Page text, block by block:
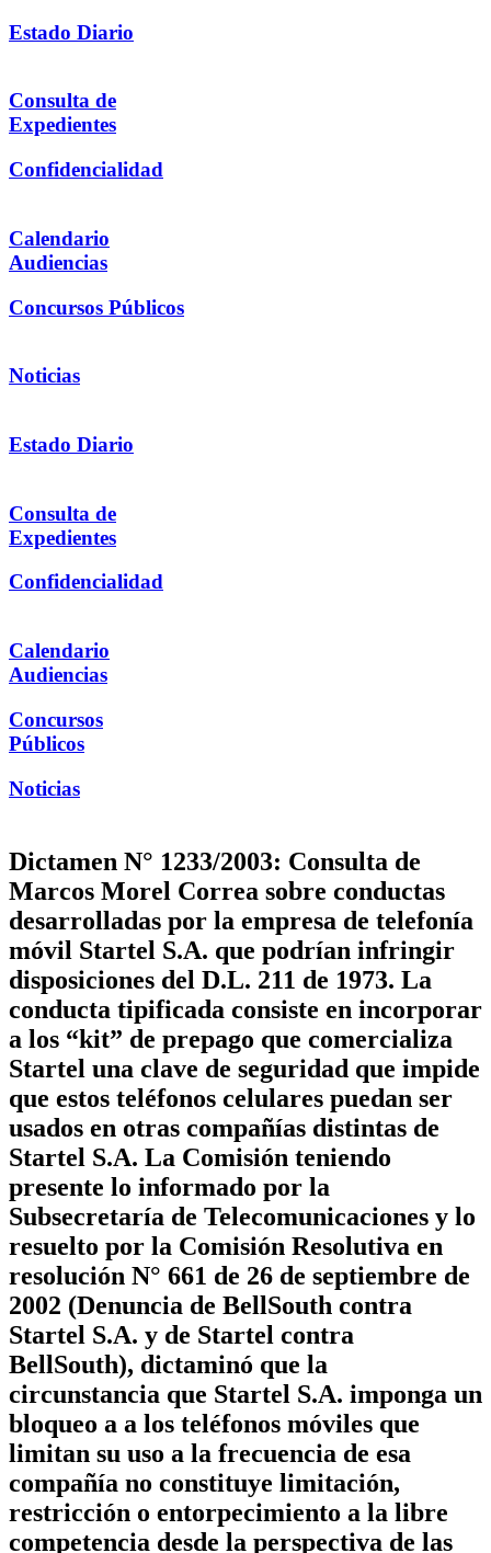
Estado Diario
Consulta de
Expedientes
Confidencialidad
Calendario
Audiencias
Concursos Públicos
Noticias
Estado Diario
Consulta de
Expedientes
Confidencialidad
Calendario
Audiencias
Concursos
Públicos
Noticias
Dictamen N° 1233/2003: Consulta de
Marcos Morel Correa sobre conductas
desarrolladas por la empresa de telefonía
móvil Startel S.A. que podrían infringir
disposiciones del D.L. 211 de 1973. La
conducta tipificada consiste en incorporar
a los “kit” de prepago que comercializa
Startel una clave de seguridad que impide
que estos teléfonos celulares puedan ser
usados en otras compañías distintas de
Startel S.A. La Comisión teniendo
presente lo informado por la
Subsecretaría de Telecomunicaciones y lo
resuelto por la Comisión Resolutiva en
resolución N° 661 de 26 de septiembre de
2002 (Denuncia de BellSouth contra
Startel S.A. y de Startel contra
BellSouth), dictaminó que la
circunstancia que Startel S.A. imponga un
bloqueo a a los teléfonos móviles que
limitan su uso a la frecuencia de esa
compañía no constituye limitación,
restricción o entorpecimiento a la libre
competencia desde la perspectiva de las